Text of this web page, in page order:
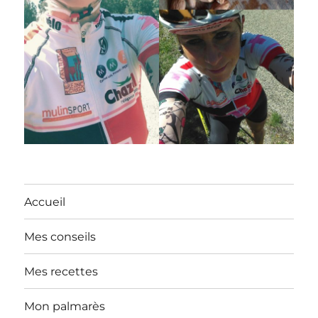
Accueil
Mes conseils
Mes recettes
Mon palmarès